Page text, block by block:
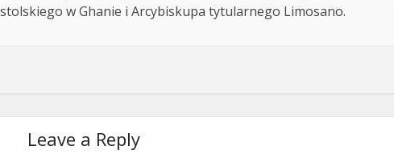
w Ghanie i Arcybiskupa tytularnego Limosano.
Leave a Reply